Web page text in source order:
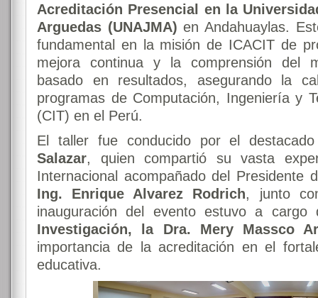
Acreditación Presencial en la
Arguedas (UNAJMA)en Andahuaylas.
fundamental en la misión de ICACIT de
mejora continua y la comprensión del
basado en resultados, asegurando la
programas de Computación, Ingeniería y
(CIT) en el Perú.
El taller fue conducido por el
Salazar, quien compartió su vasta
Internacional acompañado del Presidente
Ing. Enrique Alvarez Rodrich, junto
inauguración del evento estuvo a
Investigación, la Dra. Mery Massco
importancia de la acreditación en el
educativa.